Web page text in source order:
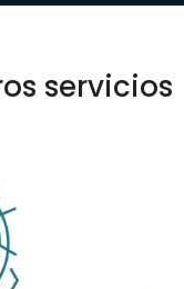
servicios